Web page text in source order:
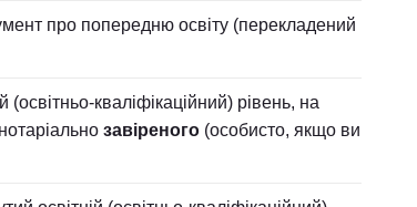
про попередню освіту (перекладений
кваліфікаційний) рівень, на
завіреного(особисто, якщо ви